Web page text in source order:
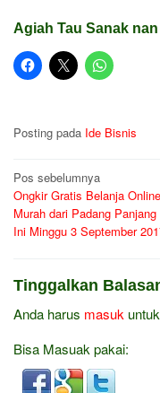
Agiah Tau Sanak
Posting pada Ide Bisnis
Navigasi
pos
Pos sebelumnya
Ongkir Gratis Belanja Online
Murah dari Padang Panjang
Ini Minggu 3 September
Tinggalkan
Anda harus masuk
Bisa Masuak pakai: